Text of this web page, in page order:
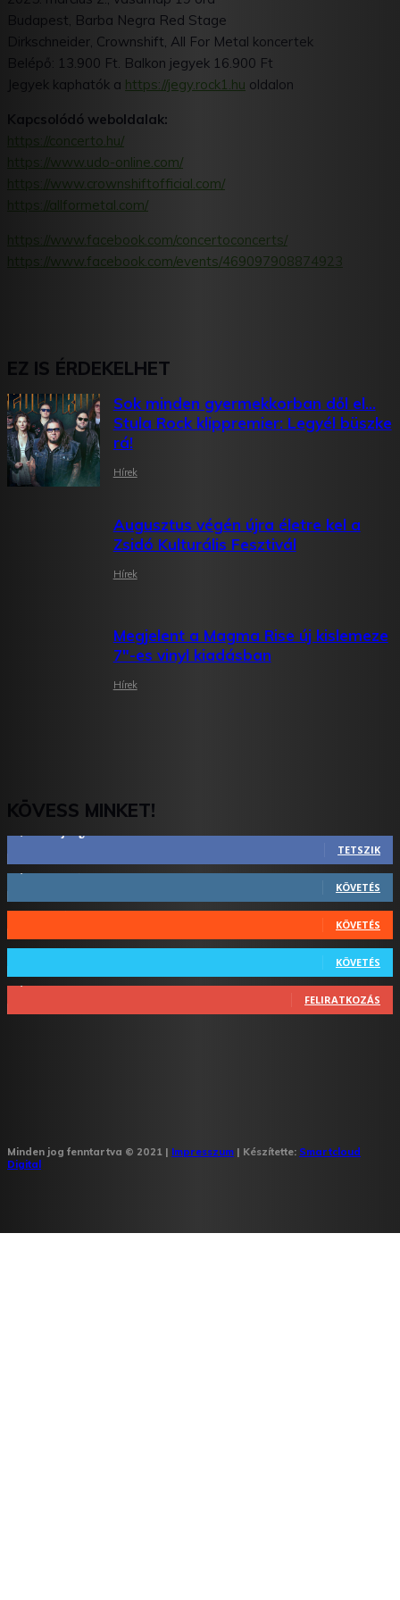
Budapest, Barba Negra Red Stage
Dirkschneider, Crownshift, All For Metal koncertek
Belépő: 13.900 Ft. Balkon jegyek 16.900 Ft
Jegyek kaphatók a https://jegy.rock1.hu oldalon
Kapcsolódó weboldalak:
https://concerto.hu/
https://www.udo-online.com/
https://www.crownshiftofficial.com/
https://allformetal.com/
https://www.facebook.com/concertoconcerts/
https://www.facebook.com/events/469097908874923
EZ IS ÉRDEKELHET
Sok minden gyermekkorban dől el…
Stula Rock klippremier: Legyél büszke
rá!
Hírek
Augusztus végén újra életre kel a
Zsidó Kulturális Fesztivál
Hírek
Megjelent a Magma Rise új kislemeze
7″-es vinyl kiadásban
Hírek
KÖVESS MINKET!
TETSZIK
1,731 Követő
KÖVETÉS
44 Követő
KÖVETÉS
64 Követő
KÖVETÉS
1,348 Feliratkozó
FELIRATKOZÁS
Minden jog fenntartva © 2021 | Impresszum | Készítette: Smartcloud
Digital